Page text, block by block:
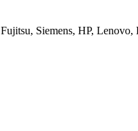
Siemens, HP,